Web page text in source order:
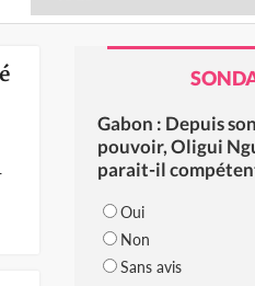
Gabon : Depuis
pouvoir, Oligui
parait-il
Oui
Non
Sans avis